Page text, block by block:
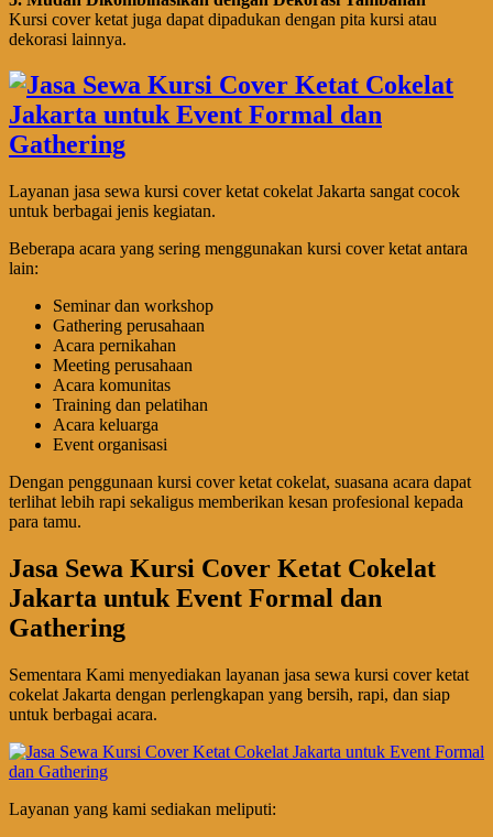
Kursi cover ketat juga dapat dipadukan dengan pita kursi atau
dekorasi lainnya.
Layanan jasa sewa kursi cover ketat cokelat Jakarta sangat cocok
untuk berbagai jenis kegiatan.
Beberapa acara yang sering menggunakan kursi cover ketat antara
lain:
Seminar dan workshop
Gathering perusahaan
Acara pernikahan
Meeting perusahaan
Acara komunitas
Training dan pelatihan
Acara keluarga
Event organisasi
Dengan penggunaan kursi cover ketat cokelat, suasana acara dapat
terlihat lebih rapi sekaligus memberikan kesan profesional kepada
para tamu.
Jasa Sewa Kursi Cover Ketat Cokelat
Jakarta untuk Event Formal dan
Gathering
Sementara Kami menyediakan layanan jasa sewa kursi cover ketat
cokelat Jakarta dengan perlengkapan yang bersih, rapi, dan siap
untuk berbagai acara.
Layanan yang kami sediakan meliputi: